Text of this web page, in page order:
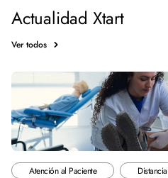
Actualidad Xtart
Ver todos
Atención al Paciente